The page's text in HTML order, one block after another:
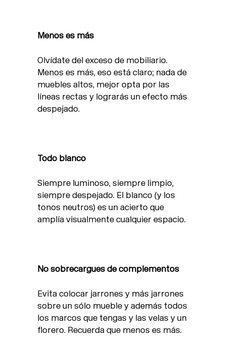
Menos es más
Olvídate del exceso de mobiliario.
Menos es más, eso está claro; nada de
muebles altos, mejor opta por las
líneas rectas y lograrás un efecto más
despejado.
Todo blanco
Siempre luminoso, siempre limpio,
siempre despejado. El blanco (y los
tonos neutros) es un acierto que
amplía visualmente cualquier espacio.
No sobrecargues de complementos
Evita colocar jarrones y más jarrones
sobre un sólo mueble y además todos
los marcos que tengas y las velas y un
florero. Recuerda que menos es más.